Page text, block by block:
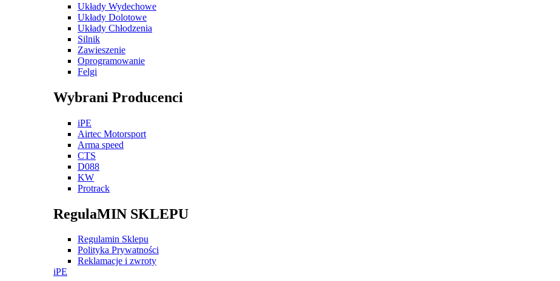
Układy Wydechowe
Układy Dolotowe
Układy Chłodzenia
Silnik
Zawieszenie
Oprogramowanie
Felgi
Wybrani Producenci
iPE
Airtec Motorsport
Arma speed
CTS
D088
KW
Protrack
RegulaMIN SKLEPU
Regulamin Sklepu
Polityka Prywatności
Reklamacje i zwroty
iPE